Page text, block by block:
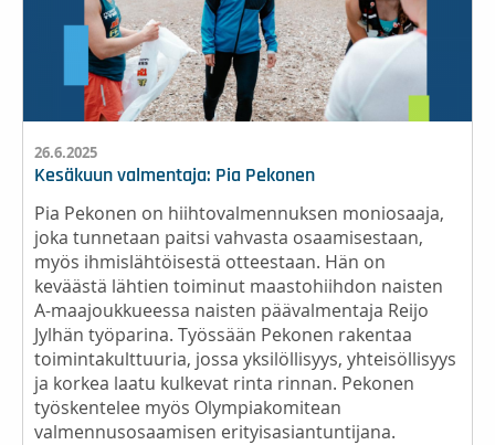
26.6.2025
Kesäkuun valmentaja: Pia Pekonen
Pia Pekonen on hiihtovalmennuksen moniosaaja,
joka tunnetaan paitsi vahvasta osaamisestaan,
myös ihmislähtöisestä otteestaan. Hän on
keväästä lähtien toiminut maastohiihdon naisten
A-maajoukkueessa naisten päävalmentaja Reijo
Jylhän työparina. Työssään Pekonen rakentaa
toimintakulttuuria, jossa yksilöllisyys, yhteisöllisyys
ja korkea laatu kulkevat rinta rinnan. Pekonen
työskentelee myös Olympiakomitean
valmennusosaamisen erityisasiantuntijana.